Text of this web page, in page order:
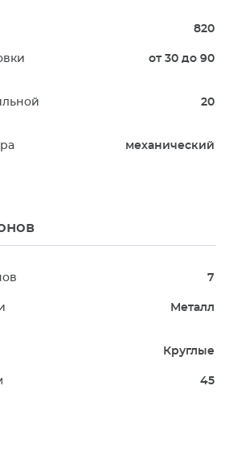
820
от 30 до 90
20
механический
7
Металл
Круглые
45